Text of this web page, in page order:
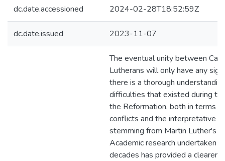
dc.date.accessioned 2024-02-28T18:52:59Z
dc.date.issued 2023-11-07
The eventual unity between
Lutherans will only have any
there is a thorough
difficulties that existed during
the Reformation, both in terms
conflicts and the interpretative
stemming from Martin Luther's
Academic research undertaken
decades has provided a clearer